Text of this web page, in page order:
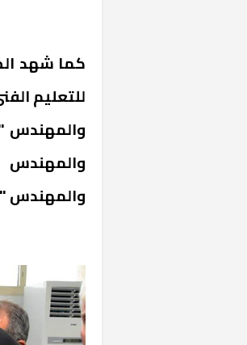
كما شهد
للتعليم
والمهندس
والمهندس